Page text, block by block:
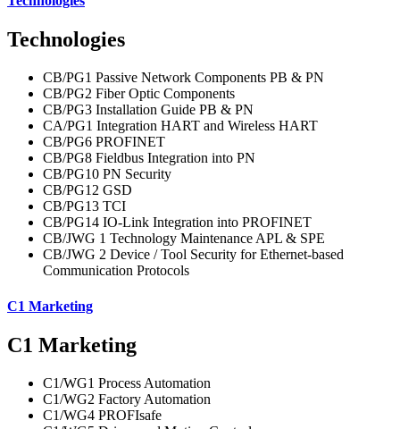
Technologies
CB/PG1 Passive Network Components PB & PN
CB/PG2 Fiber Optic Components
CB/PG3 Installation Guide PB & PN
CA/PG1 Integration HART and Wireless HART
CB/PG6 PROFINET
CB/PG8 Fieldbus Integration into PN
CB/PG10 PN Security
CB/PG12 GSD
CB/PG13 TCI
CB/PG14 IO-Link Integration into PROFINET
CB/JWG 1 Technology Maintenance APL & SPE
CB/JWG 2 Device / Tool Security for Ethernet-based
Communication Protocols
C1 Marketing
C1 Marketing
C1/WG1 Process Automation
C1/WG2 Factory Automation
C1/WG4 PROFIsafe